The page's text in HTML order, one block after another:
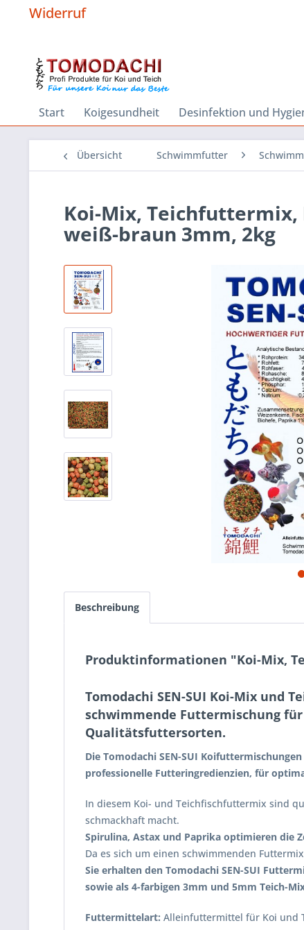
Widerruf
Start Koigesundheit Desinfektion und
Übersicht Schwimmfutter
Koi-Mix,
weiß-braun 3mm, 2kg
Beschreibung
Produktinformationen "Koi-Mix,
Tomodachi SEN-SUI Koi-Mix
schwimmende Futtermischung
Qualitätsfuttersorten.
Die Tomodachi SEN-SUI
professionelle Futteringredienzien, für
In diesem Koi- und Teichfischfuttermix sind
schmackhaft macht.
Spirulina, Astax und Paprika optimieren die
Da es sich um einen schwimmenden
Sie erhalten den Tomodachi SEN-SUI
sowie als 4-farbigen 3mm und 5mm Teich-
Futtermittelart: Alleinfuttermittel für Koi und